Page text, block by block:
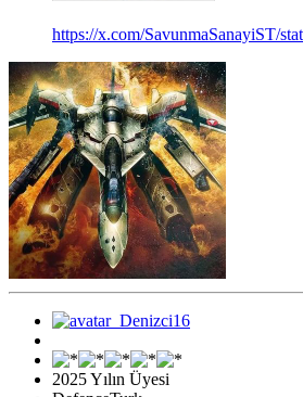
https://x.com/SavunmaSanayiST/
2025 Yılın Üyesi